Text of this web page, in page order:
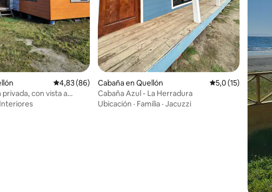
5. 3 evaluacionesCalificación promedio: 4,83 de 5. 86 evaluaciones
4,83 (86)
con vista a
Interiores
Cabaña en Quellón Calificación
5,0 (15)
Cabaña Azul - La Herradura
Ubicación · Familia · Jacuzzi